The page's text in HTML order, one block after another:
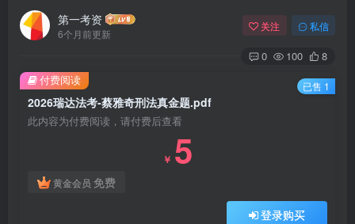
第一考资
6个月前更新
关注 私信
0 100 8
2026瑞达法考-蔡雅奇刑法真金题.pdf
此内容为付费阅读，请付费后查看
￥ 5
黄金会员 免费
登录购买
付费阅读 已售 1